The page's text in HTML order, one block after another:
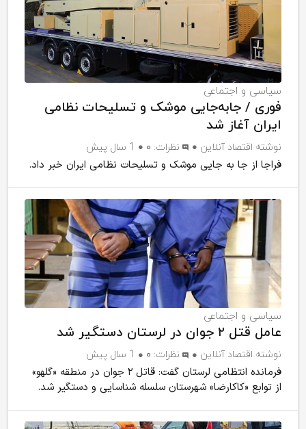
سیاسی و اجتماعی
فوری / جابه‌جایی موشک و تسلیحات نظامی
ایران آغاز شد
نوشته اقتصاد آنلاین نظرات: ۰ 1 سال پیش
فراجا از جا به جایی موشک و تسلیحات نظامی ایران خبر داد.
سیاسی و اجتماعی
عامل قتل ۲ جوان در لرستان دستگیر شد
نوشته اقتصاد آنلاین نظرات: ۰ 1 سال پیش
فرمانده انتظامی لرستان گفت: قاتل ۲ جوان در منطقه «گلهو»
از توابع «کاکارضا» شهرستان سلسله شناسایی و دستگیر شد.